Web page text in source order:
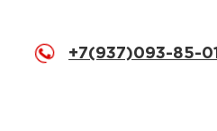
+7(937)093-85-01